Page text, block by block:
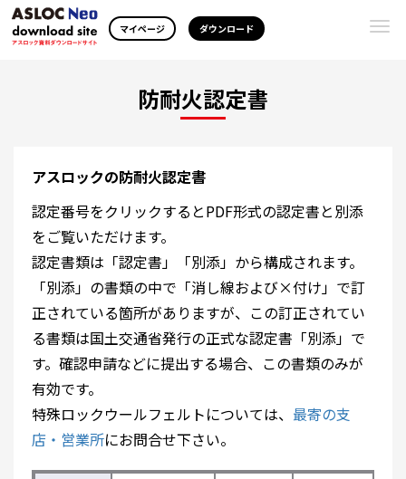
マイページ ダウンロード
防耐火認定書
アスロックの防耐火認定書
認定番号をクリックするとPDF形式の認定書と別添
をご覧いただけます。
認定書類は「認定書」「別添」から構成されます。
「別添」の書類の中で「消し線および×付け」で訂
正されている箇所がありますが、この訂正されてい
る書類は国土交通省発行の正式な認定書「別添」で
す。確認申請などに提出する場合、この書類のみが
有効です。
特殊ロックウールフェルトについては、 最寄の支
店・営業所にお問合せ下さい。